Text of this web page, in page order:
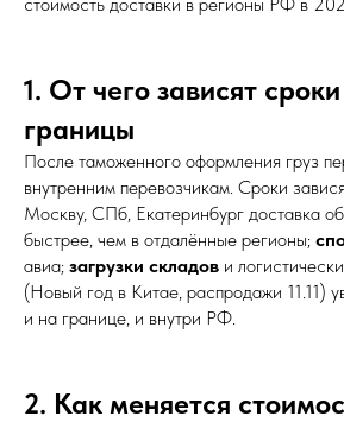
1. От чего зависят
границы
После таможенного оформления груз
внутренним перевозчикам. Сроки
Москву, СПб, Екатеринбург доставка
быстрее, чем в отдалённые регионы;
авиа; загрузки складов и
(Новый год в Китае, распродажи 11.11)
и на границе, и внутри РФ.
2. Как меняется